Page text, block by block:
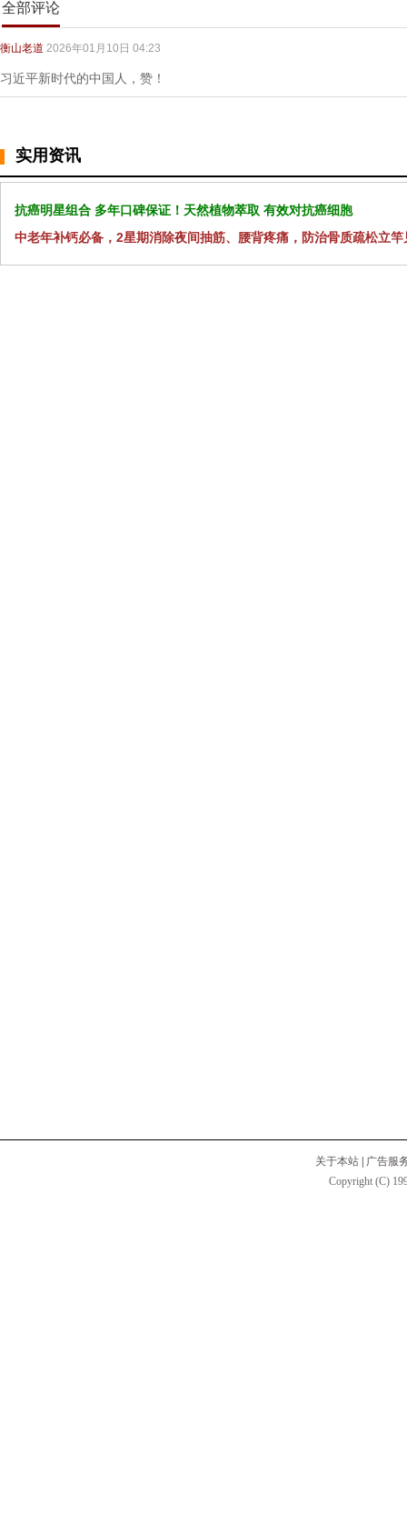
全部评论
衡山老道 2026年01月10日 04:23
习近平新时代的中国人，赞！
实用资讯
抗癌明星组合 多年口碑保证！天然植物萃取 有效对抗癌细胞
中老年补钙必备，2星期消除夜间抽筋、腰背疼痛，防治骨质疏松立竿
关于本站
广告服
Copyright (C)